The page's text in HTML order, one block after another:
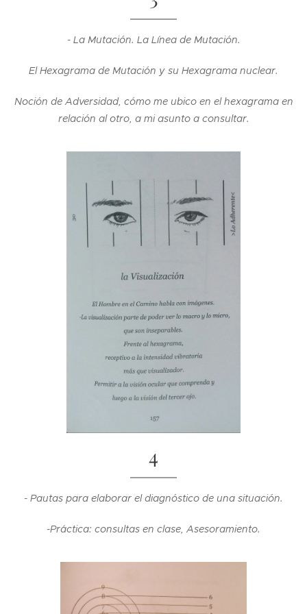
- La Mutación. La Línea de Mutación.
El Hexagrama de Mutación y su Hexagrama nuclear.
Noción de Adversidad, cómo me ubico en el hexagrama en
relación al otro, a mi asunto a consultar.
4
- Pautas para elaborar el diagnóstico de una situación.
-Práctica: consultas en clase, Asesoramiento.